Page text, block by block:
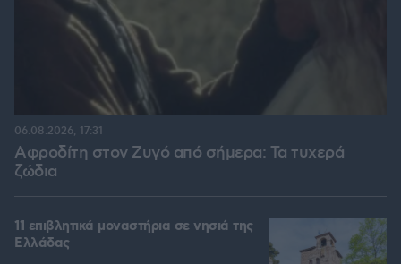
Αφροδίτη στον Ζυγό από σήμερα: Τα τυχερά
ζώδια
06.08.2026, 17:31
11 επιβλητικά μοναστήρια σε νησιά της
Ελλάδας